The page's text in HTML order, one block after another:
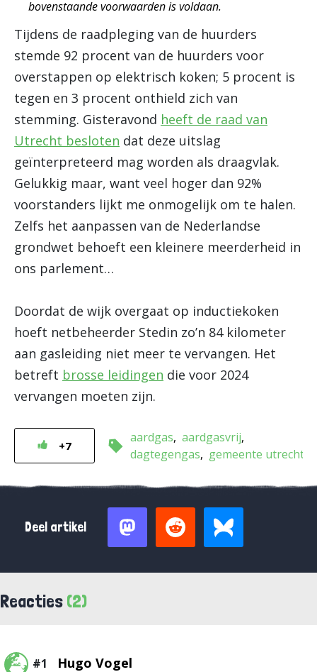
bovenstaande voorwaarden is voldaan.
Tijdens de raadpleging van de huurders
stemde 92 procent van de huurders voor
overstappen op elektrisch koken; 5 procent is
tegen en 3 procent onthield zich van
stemming. Gisteravond heeft de raad van
Utrecht besloten dat deze uitslag
geïnterpreteerd mag worden als draagvlak.
Gelukkig maar, want veel hoger dan 92%
voorstanders lijkt me onmogelijk om te halen.
Zelfs het aanpassen van de Nederlandse
grondwet behoeft een kleinere meerderheid in
ons parlement…
Doordat de wijk overgaat op inductiekoken
hoeft netbeheerder Stedin zo’n 84 kilometer
aan gasleiding niet meer te vervangen. Het
betreft brosse leidingen die voor 2024
vervangen moeten zijn.
+7
aardgas aardgasvrij
dagtegengas
gemeente utrecht
Deel artikel
Reacties (2)
#1 Hugo Vogel